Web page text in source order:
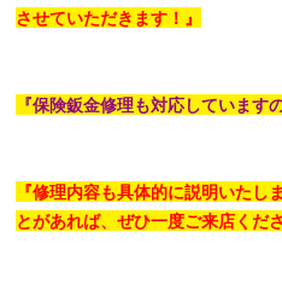
させていただきます！』
『保険鈑金修理も対応しています
『修理内容も具体的に説明いた
とがあれば、ぜひ一度ご来店くださ